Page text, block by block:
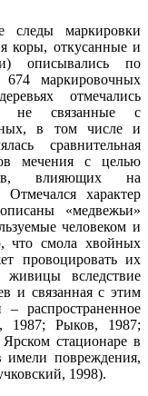
следы маркировки
коры, откусанные и
описывались по
674 маркировочных
отмечались
не связанные с
в том числе и
сравнительная
мечения с целью
влияющих на
характер
«медвежьи»
человеком и
что смола хвойных
провоцировать их
вследствие
и связанная с этим
– распространенное
1987; Рыков, 1987;
стационаре в
имели повреждения,
1998).